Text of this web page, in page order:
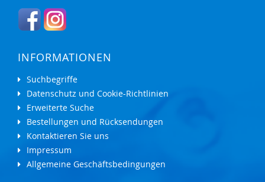
INFORMATIONEN
Suchbegriffe
Datenschutz und Cookie-Richtlinien
Erweiterte Suche
Bestellungen und Rücksendungen
Kontaktieren Sie uns
Impressum
Allgemeine Geschäftsbedingungen